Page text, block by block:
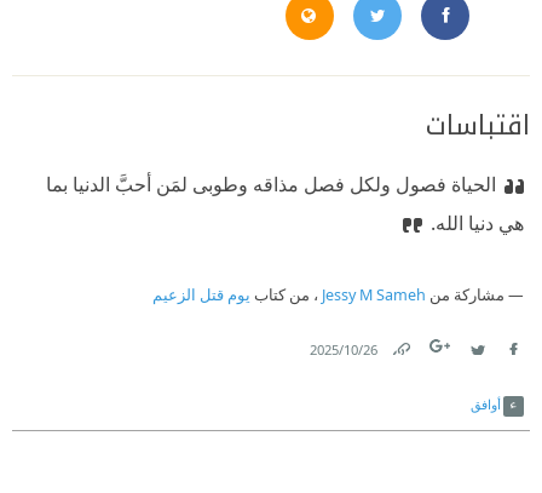
https://www.facebook.com/Najuib.Mahfouz
https://twitter.com/#!/Najuib_Mahfouz
اقتباسات
الحياة فصول ولكل فصل مذاقه وطوبى لمَن أحبَّ الدنيا بما
هي دنيا الله.
مشاركة من Jessy M Sameh ، من كتاب يوم قتل الزعيم
26‏/10‏/2025
أوافق